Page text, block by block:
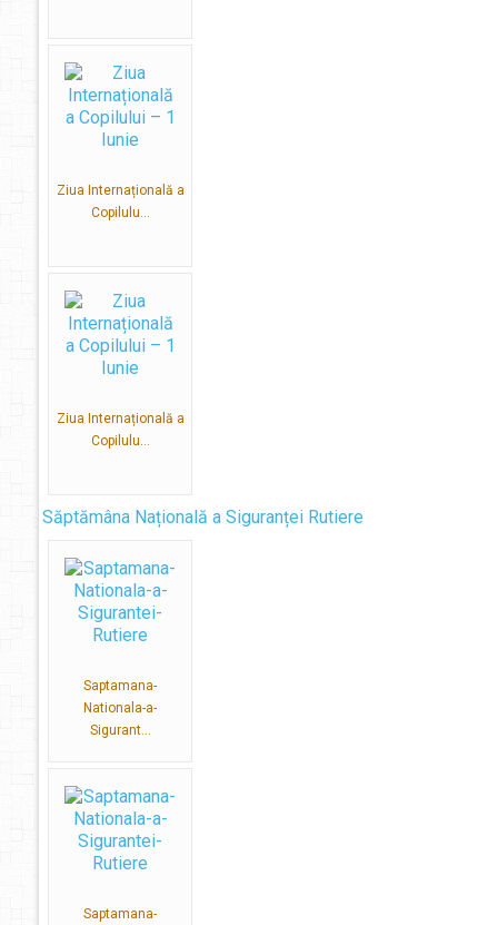
Ziua Internațională a
Copilulu...
Ziua Internațională a
Copilulu...
Săptămâna Națională a Siguranței Rutiere
Saptamana-
Nationala-a-
Sigurant...
Saptamana-